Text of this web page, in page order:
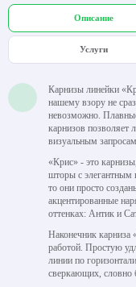
Описание
Услуги
Карнизы линейки
нашему взору не
невозможно.
карнизов позволяет
визуальным
«Крис» - это
шторы с элегантным
то они просто
акцентированные
оттенках: Антик и
Наконечник карниза
работой. Простую
линии по
сверкающих, словно